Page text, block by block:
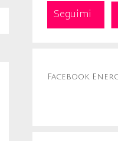
Seguimi
Facebook